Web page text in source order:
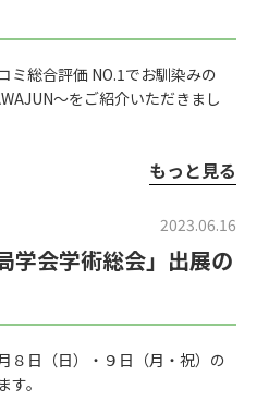
ミ総合評価 NO.1でお馴染みの
～をご紹介いただきまし
もっと見る
学会学術総会」出展の
2023.06.16
８日（日）・９日（月・祝）の
。